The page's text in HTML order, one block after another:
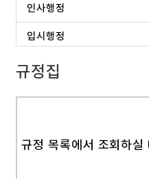
인사행정
입시행정
교무행정
사업단
규정집
규정 목록에서 조회하